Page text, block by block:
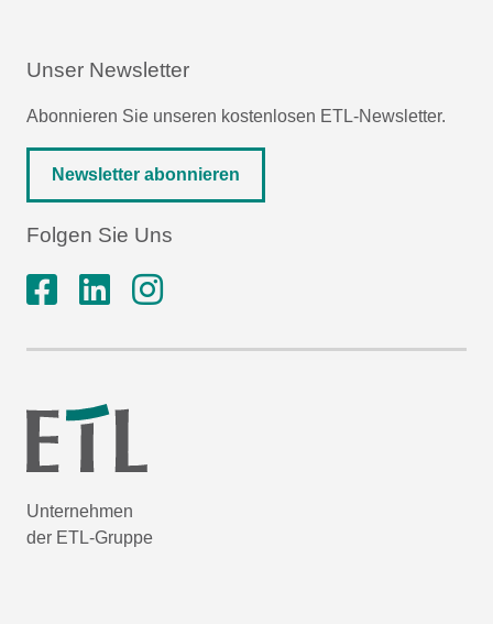
Unser Newsletter
Abonnieren Sie unseren kostenlosen ETL-Newsletter.
Newsletter abonnieren
Folgen Sie Uns
Unternehmen
der ETL-Gruppe